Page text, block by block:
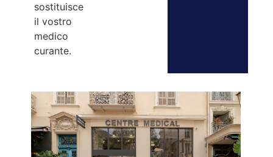
sostituisce
il vostro
medico
curante.